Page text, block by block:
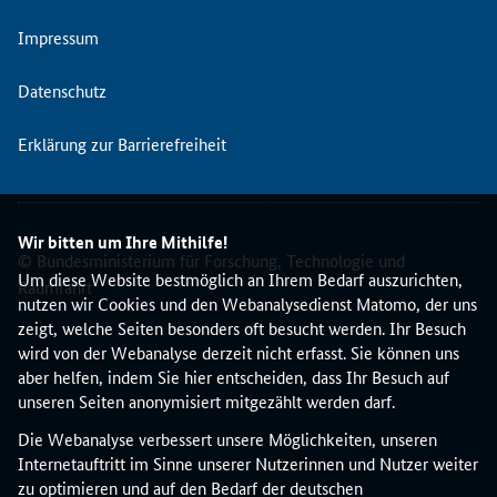
Wir bitten um Ihre Mithilfe!
Um diese Website bestmöglich an Ihrem Bedarf auszurichten,
nutzen wir Cookies und den Webanalysedienst Matomo, der uns
zeigt, welche Seiten besonders oft besucht werden. Ihr Besuch
wird von der Webanalyse derzeit nicht erfasst. Sie können uns
aber helfen, indem Sie hier entscheiden, dass Ihr Besuch auf
unseren Seiten anonymisiert mitgezählt werden darf.
Die Webanalyse verbessert unsere Möglichkeiten, unseren
Internetauftritt im Sinne unserer Nutzerinnen und Nutzer weiter
zu optimieren und auf den Bedarf der deutschen
e
o
i
i
ä
t
(
N
K
S
K
M
)
Impressum
Datenschutz
Erklärung zur Barrierefreiheit
© Bundesministerium für Forschung, Technologie und
Raumfahrt